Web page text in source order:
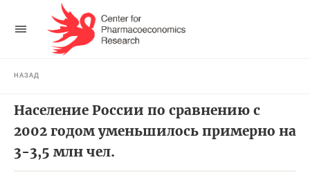
НАЗАД
Население России по сравнению с
2002 годом уменьшилось примерно на
3-3,5 млн чел.